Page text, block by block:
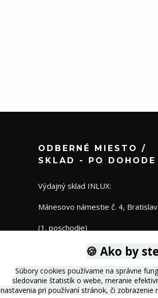
ODBERNÉ MIESTO /
SKLAD - PO DOHODE
Výdajný sklad INLUX:
Mánesovo námestie č. 4,
(1. poschodie)
🍪 Ako by
Súbory cookies používame na správne
sledovanie štatistík o webe, meranie
nastavenia pri používaní stránok, či